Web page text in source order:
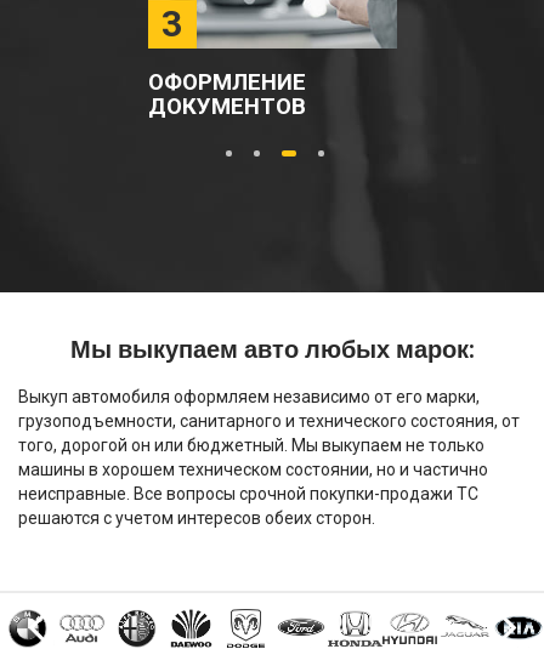
3
ОФОРМЛЕНИЕ
ДОКУМЕНТОВ
1 2 3 4
Мы выкупаем авто любых марок:
Выкуп автомобиля оформляем независимо от его марки,
грузоподъемности, санитарного и технического состояния, от
того, дорогой он или бюджетный. Мы выкупаем не только
машины в хорошем техническом состоянии, но и частично
неисправные. Все вопросы срочной покупки-продажи ТС
решаются с учетом интересов обеих сторон.